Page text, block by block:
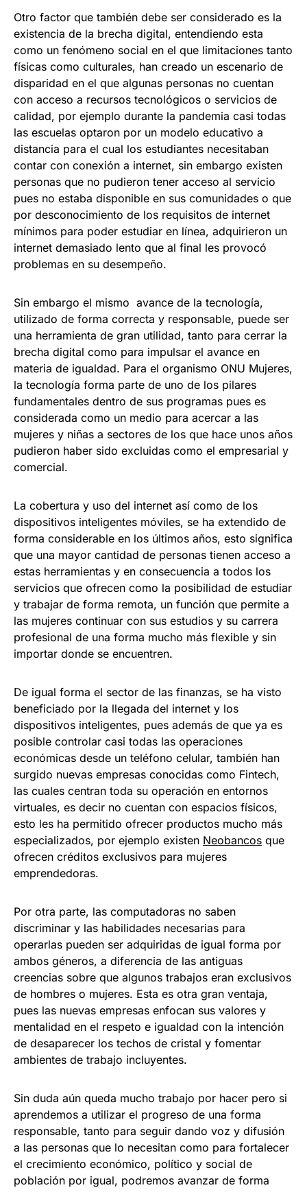
Otro factor que también debe ser considerado es la
existencia de la brecha digital, entendiendo esta
como un fenómeno social en el que limitaciones tanto
físicas como culturales, han creado un escenario de
disparidad en el que algunas personas no cuentan
con acceso a recursos tecnológicos o servicios de
calidad, por ejemplo durante la pandemia casi todas
las escuelas optaron por un modelo educativo a
distancia para el cual los estudiantes necesitaban
contar con conexión a internet, sin embargo existen
personas que no pudieron tener acceso al servicio
pues no estaba disponible en sus comunidades o que
por desconocimiento de los requisitos de internet
mínimos para poder estudiar en línea, adquirieron un
internet demasiado lento que al final les provocó
problemas en su desempeño.
Sin embargo el mismo avance de la tecnología,
utilizado de forma correcta y responsable, puede ser
una herramienta de gran utilidad, tanto para cerrar la
brecha digital como para impulsar el avance en
materia de igualdad. Para el organismo ONU Mujeres,
la tecnología forma parte de uno de los pilares
fundamentales dentro de sus programas pues es
considerada como un medio para acercar a las
mujeres y niñas a sectores de los que hace unos años
pudieron haber sido excluidas como el empresarial y
comercial.
La cobertura y uso del internet así como de los
dispositivos inteligentes móviles, se ha extendido de
forma considerable en los últimos años, esto significa
que una mayor cantidad de personas tienen acceso a
estas herramientas y en consecuencia a todos los
servicios que ofrecen como la posibilidad de estudiar
y trabajar de forma remota, un función que permite a
las mujeres continuar con sus estudios y su carrera
profesional de una forma mucho más flexible y sin
importar donde se encuentren.
De igual forma el sector de las finanzas, se ha visto
beneficiado por la llegada del internet y los
dispositivos inteligentes, pues además de que ya es
posible controlar casi todas las operaciones
económicas desde un teléfono celular, también han
surgido nuevas empresas conocidas como Fintech,
las cuales centran toda su operación en entornos
virtuales, es decir no cuentan con espacios físicos,
esto les ha permitido ofrecer productos mucho más
especializados, por ejemplo existen Neobancos que
ofrecen créditos exclusivos para mujeres
emprendedoras.
Por otra parte, las computadoras no saben
discriminar y las habilidades necesarias para
operarlas pueden ser adquiridas de igual forma por
ambos géneros, a diferencia de las antiguas
creencias sobre que algunos trabajos eran exclusivos
de hombres o mujeres. Esta es otra gran ventaja,
pues las nuevas empresas enfocan sus valores y
mentalidad en el respeto e igualdad con la intención
de desaparecer los techos de cristal y fomentar
ambientes de trabajo incluyentes.
Sin duda aún queda mucho trabajo por hacer pero si
aprendemos a utilizar el progreso de una forma
responsable, tanto para seguir dando voz y difusión
a las personas que lo necesitan como para fortalecer
el crecimiento económico, político y social de
población por igual, podremos avanzar de forma